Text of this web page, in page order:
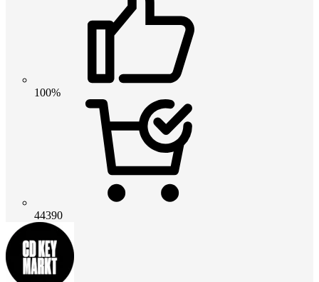
100%
44390